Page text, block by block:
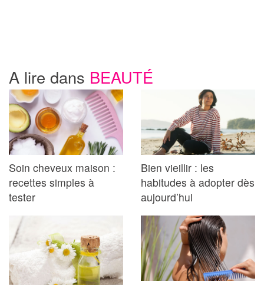
A lire dans BEAUTÉ
Soin cheveux maison :
recettes simples à
tester
Bien vieillir : les
habitudes à adopter dès
aujourd’hui